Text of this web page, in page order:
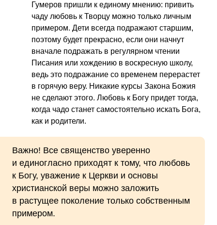
Гумеров пришли к единому мнению: привить
чаду любовь к Творцу можно только личным
примером. Дети всегда подражают старшим,
поэтому будет прекрасно, если они начнут
вначале подражать в регулярном чтении
Писания или хождению в воскресную школу,
ведь это подражание со временем перерастет
в горячую веру. Никакие курсы Закона Божия
не сделают этого. Любовь к Богу придет тогда,
когда чадо станет самостоятельно искать Бога,
как и родители.
Важно! Все священство уверенно
и единогласно приходят к тому, что любовь
к Богу, уважение к Церкви и основы
христианской веры можно заложить
в растущее поколение только собственным
примером.